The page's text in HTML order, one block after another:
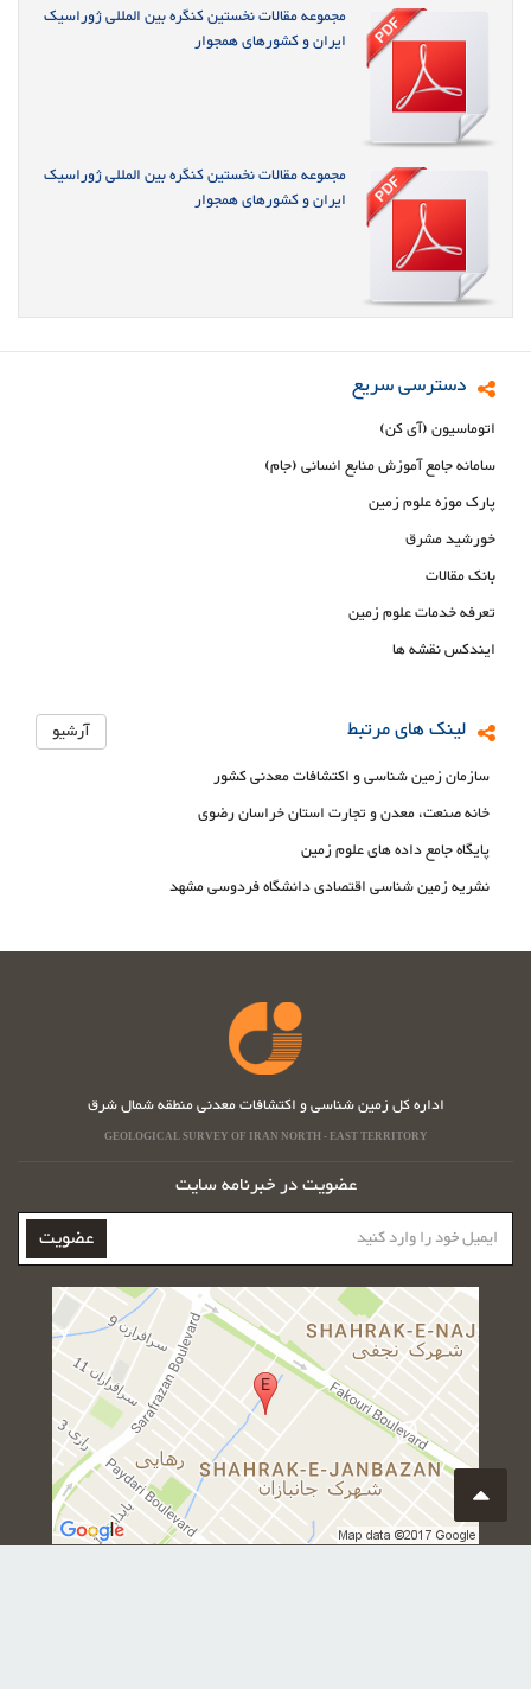
مجموعه مقالات نخستین کنگره بین المللی ژوراسیک
ایران و کشورهای همجوار
مجموعه مقالات نخستین کنگره بین المللی ژوراسیک
ایران و کشورهای همجوار
دسترسی سریع
اتوماسیون (آی کن)
سامانه جامع آموزش منابع انسانی (جام)
پارک موزه علوم زمین
خورشید مشرق
بانک مقالات
تعرفه خدمات علوم زمین
ایندکس نقشه ها
لینک های مرتبط آرشیو
سازمان زمین شناسی و اکتشافات معدنی کشور
خانه صنعت، معدن و تجارت استان خراسان رضوی
پایگاه جامع داده های علوم زمین
نشریه زمین شناسی اقتصادی دانشگاه فردوسی مشهد
اداره کل زمین شناسی و اکتشافات معدنی منطقه شمال شرق
GEOLOGICAL SURVEY OF IRAN NORTH - EAST TERRITORY
عضویت در خبرنامه سایت
ایمیل
خود
را
عضویت